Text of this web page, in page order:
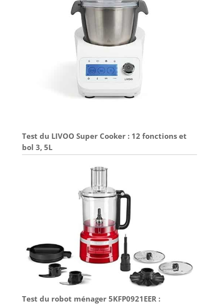
Test du LIVOO Super Cooker : 12 fonctions et
bol 3, 5L
Test du robot ménager 5KFP0921EER :